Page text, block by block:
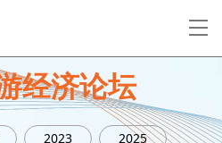
经济论坛
2023 2025